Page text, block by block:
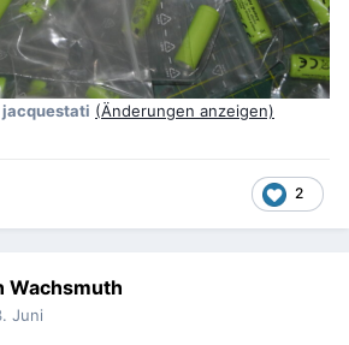
jacquestati (Änderungen anzeigen)
2
Wachsmuth
Juni